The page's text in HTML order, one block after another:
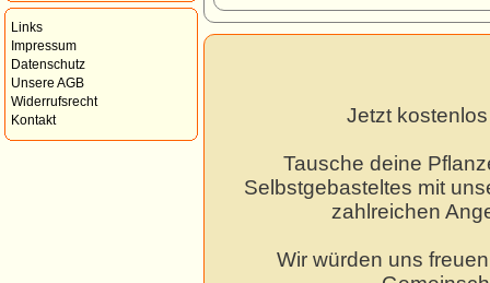
Links
Impressum
Datenschutz
Unsere AGB
Widerrufsrecht
Kontakt
Jetzt
Tausche deine
Selbstgebasteltes mit
zahlreichen
Wir würden uns